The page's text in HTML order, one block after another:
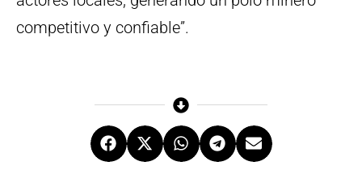
competitivo y confiable”.